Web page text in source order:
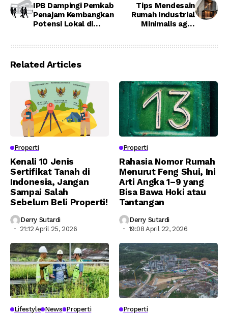
IPB Dampingi Pemkab
Penajam Kembangkan
Potensi Lokal di
Tips Mendesain
Rumah Industrial
Minimalis agar
Related Articles
Properti
Kenali 10 Jenis
Sertifikat Tanah di
Indonesia, Jangan
Sampai Salah
Sebelum Beli Properti!
Derry Sutardi
21:12 April 25, 2026
Properti
Rahasia Nomor Rumah
Menurut Feng Shui, Ini
Arti Angka 1–9 yang
Bisa Bawa Hoki atau
Tantangan
Derry Sutardi
19:08 April 22, 2026
Lifestyle News Properti Properti